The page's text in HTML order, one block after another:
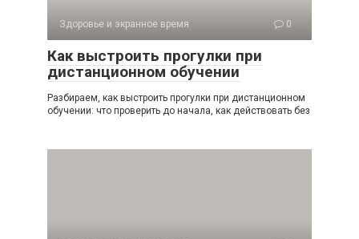
Здоровье и экранное время 0
Как выстроить прогулки при
дистанционном обучении
Разбираем, как выстроить прогулки при дистанционном
обучении: что проверить до начала, как действовать без